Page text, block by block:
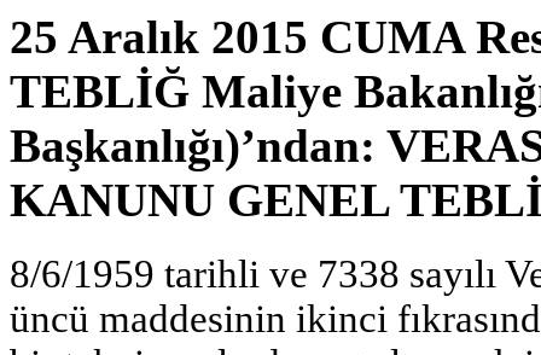
25 Aralık 2015 CUMA
TEBLİĞ Maliye
Başkanlığı)’ndan:
KANUNU GENEL
8/6/1959 tarihli ve 7338 sayılı
üncü maddesinin ikinci